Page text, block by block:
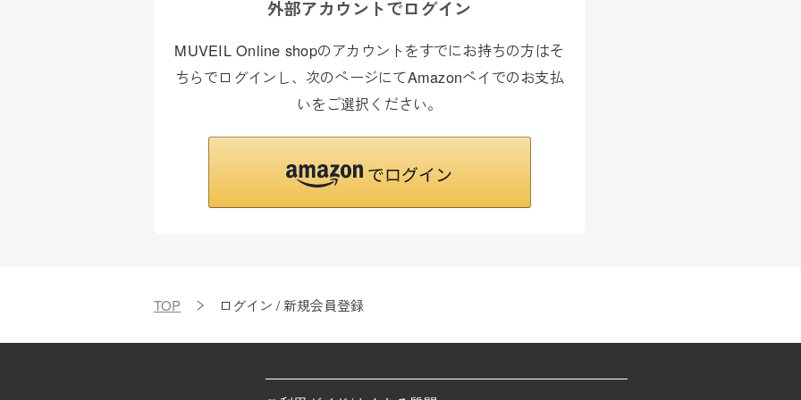
外部アカウントでログイン
MUVEIL Online shopのアカウントをすでにお持ちの方はそ
ちらでログインし、次のページにてAmazonペイでのお支払
いをご選択ください。
TOP ログイン / 新規会員登録